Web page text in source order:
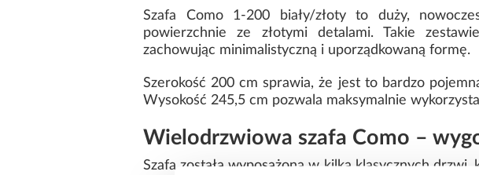
Szafa Como 1-200 biały/złoty to duży,
powierzchnie ze złotymi detalami. Takie
zachowując minimalistyczną i uporządkowaną formę.
Szerokość 200 cm sprawia, że jest to bardzo
Wysokość 245,5 cm pozwala maksymalnie
Wielodrzwiowa szafa Como –
Szafa została wyposażona w kilka klasycznych